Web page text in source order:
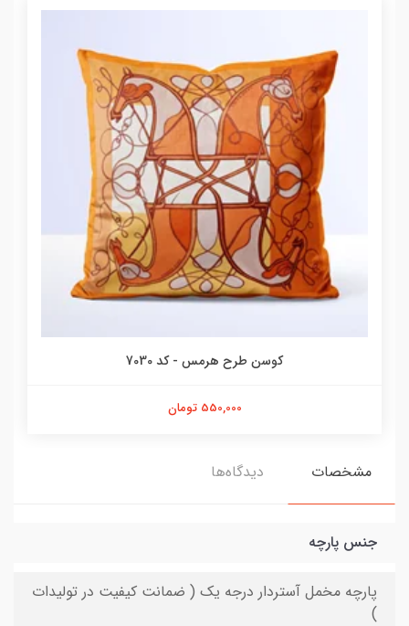
کوسن طرح هرمس - کد 7030
550,000 تومان
مشخصات دیدگاه‌ها
جنس پارچه
پارچه مخمل آستردار درجه یک ( ضمانت کیفیت در تولیدات
)